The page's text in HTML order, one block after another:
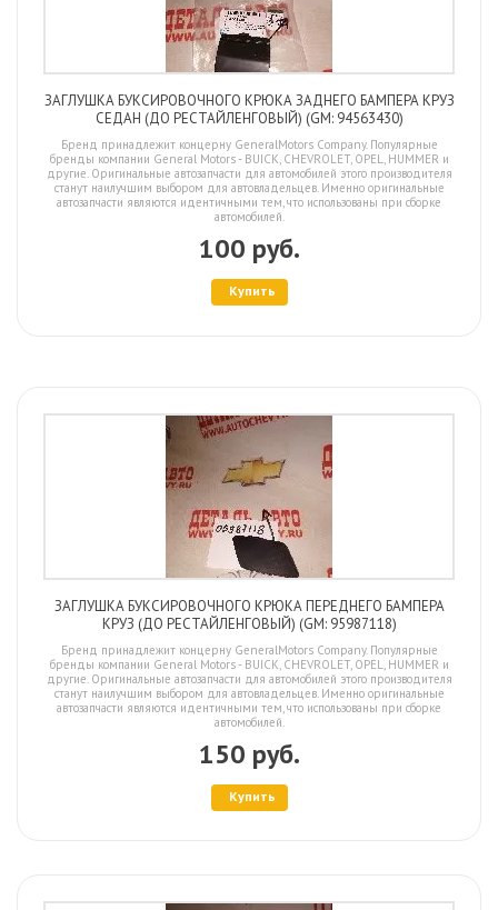
ЗАГЛУШКА БУКСИРОВОЧНОГО КРЮКА ЗАДНЕГО БАМПЕРА КРУЗ
СЕДАН (ДО РЕСТАЙЛЕНГОВЫЙ) (GM: 94563430)
Бренд принадлежит концерну GeneralMotors Company. Популярные
бренды компании General Motors - BUICK, CHEVROLET, OPEL, HUMMER и
другие. Оригинальные автозапчасти для автомобилей этого производителя
станут наилучшим выбором для автовладельцев. Именно оригинальные
автозапчасти являются идентичными тем, что использованы при сборке
автомобилей.
100 руб.
Купить
ЗАГЛУШКА БУКСИРОВОЧНОГО КРЮКА ПЕРЕДНЕГО БАМПЕРА
КРУЗ (ДО РЕСТАЙЛЕНГОВЫЙ) (GM: 95987118)
Бренд принадлежит концерну GeneralMotors Company. Популярные
бренды компании General Motors - BUICK, CHEVROLET, OPEL, HUMMER и
другие. Оригинальные автозапчасти для автомобилей этого производителя
станут наилучшим выбором для автовладельцев. Именно оригинальные
автозапчасти являются идентичными тем, что использованы при сборке
автомобилей.
150 руб.
Купить